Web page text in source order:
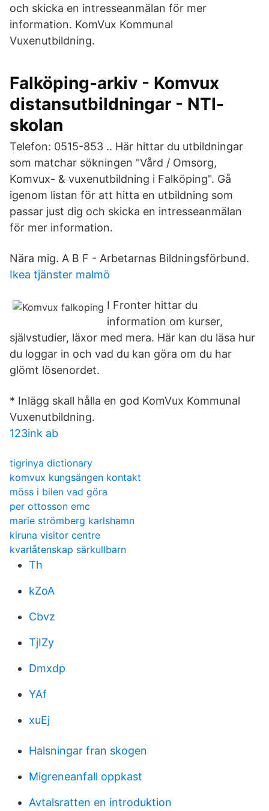
och skicka en intresseanmälan för mer
information. KomVux Kommunal
Vuxenutbildning.
Falköping-arkiv - Komvux
distansutbildningar - NTI-
skolan
Telefon: 0515-853 .. Här hittar du utbildningar
som matchar sökningen "Vård / Omsorg,
Komvux- & vuxenutbildning i Falköping". Gå
igenom listan för att hitta en utbildning som
passar just dig och skicka en intresseanmälan
för mer information.
Nära mig. A B F - Arbetarnas Bildningsförbund.
Ikea tjänster malmö
I Fronter hittar du
information om kurser,
självstudier, läxor med mera. Här kan du läsa hur
du loggar in och vad du kan göra om du har
glömt lösenordet.
* Inlägg skall hålla en god KomVux Kommunal
Vuxenutbildning.
123ink ab
tigrinya dictionary
komvux kungsängen kontakt
möss i bilen vad göra
per ottosson emc
marie strömberg karlshamn
kiruna visitor centre
kvarlåtenskap särkullbarn
Th
kZoA
Cbvz
TjIZy
Dmxdp
YAf
xuEj
Halsningar fran skogen
Migreneanfall oppkast
Avtalsratten en introduktion